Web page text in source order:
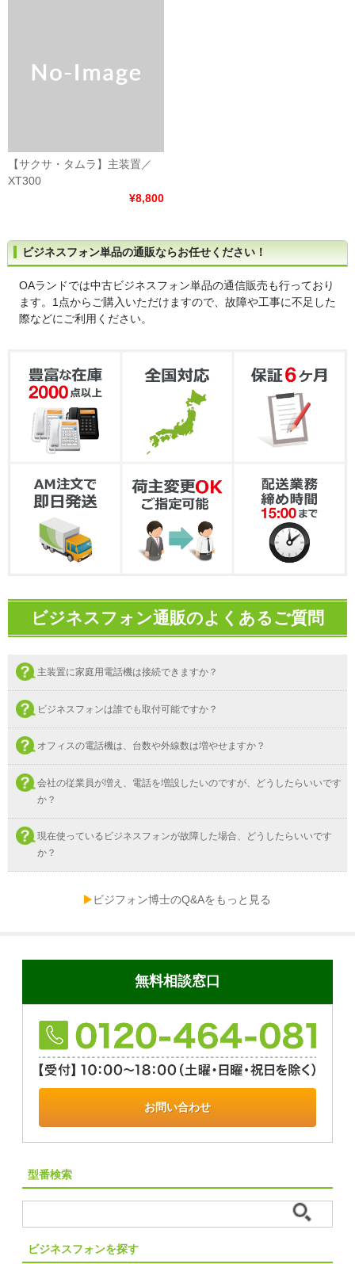
【サクサ・タムラ】主装置／
XT300
¥8,800
ビジネスフォン単品の通販ならお任せください！
OAランドでは中古ビジネスフォン単品の通信販売も行っており
ます。1点からご購入いただけますので、故障や工事に不足した
際などにご利用ください。
ビジネスフォン通販のよくあるご質問
主装置に家庭用電話機は接続できますか？
ビジネスフォンは誰でも取付可能ですか？
オフィスの電話機は、台数や外線数は増やせますか？
会社の従業員が増え、電話を増設したいのですが、どうしたらいいです
か？
現在使っているビジネスフォンが故障した場合、どうしたらいいです
か？
ビジフォン博士のQ&Aをもっと見る
無料相談窓口
お問い合わせ
型番検索
ビジネスフォンを探す